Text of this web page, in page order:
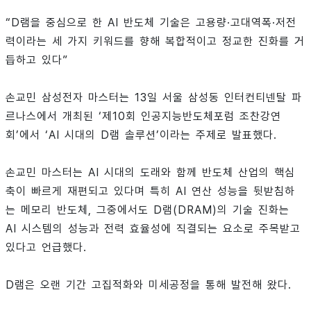
“D램을 중심으로 한 AI 반도체 기술은 고용량·고대역폭·저전
력이라는 세 가지 키워드를 향해 복합적이고 정교한 진화를 거
듭하고 있다”
손교민 삼성전자 마스터는 13일 서울 삼성동 인터컨티넨탈 파
르나스에서 개최된 ‘제10회 인공지능반도체포럼 조찬강연
회’에서 ‘AI 시대의 D램 솔루션’이라는 주제로 발표했다.
손교민 마스터는 AI 시대의 도래와 함께 반도체 산업의 핵심
축이 빠르게 재편되고 있다며 특히 AI 연산 성능을 뒷받침하
는 메모리 반도체, 그중에서도 D램(DRAM)의 기술 진화는
AI 시스템의 성능과 전력 효율성에 직결되는 요소로 주목받고
있다고 언급했다.
D램은 오랜 기간 고집적화와 미세공정을 통해 발전해 왔다.